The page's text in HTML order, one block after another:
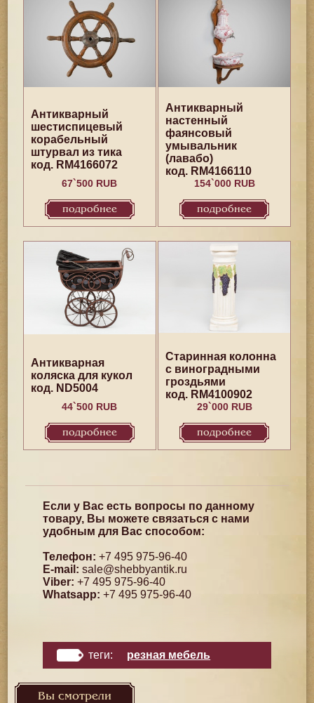
Антикварный
шестиспицевый
корабельный
штурвал из тика
код. RM4166072
67`500 RUB
подробнее
Антикварный
настенный
фаянсовый
умывальник
(лавабо)
код. RM4166110
154`000 RUB
подробнее
Антикварная
коляска для кукол
код. ND5004
44`500 RUB
подробнее
Старинная колонна
с виноградными
гроздьями
код. RM4100902
29`000 RUB
подробнее
Если у Вас есть вопросы по данному
товару, Вы можете связаться с нами
удобным для Вас способом:
Телефон: +7 495 975-96-40
E-mail: sale@shebbyantik.ru
Viber: +7 495 975-96-40
Whatsapp: +7 495 975-96-40
теги: резная мебель
Вы смотрели